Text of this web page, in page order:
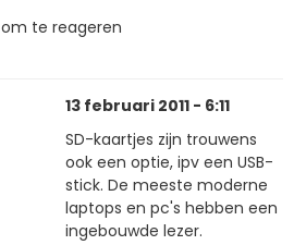
om te reageren
13 februari 2011 - 6:11
SD-kaartjes zijn trouwens
ook een optie, ipv een USB-
stick. De meeste moderne
laptops en pc's hebben een
ingebouwde lezer.